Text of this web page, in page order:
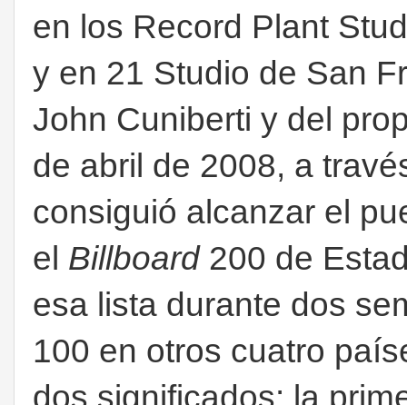
en los Record Plant
y en 21 Studio de San
John Cuniberti y del
de abril de 2008, a
consiguió alcanzar el
el Billboard200 de
esa lista durante dos
100 en otros cuatro
dos significados: la